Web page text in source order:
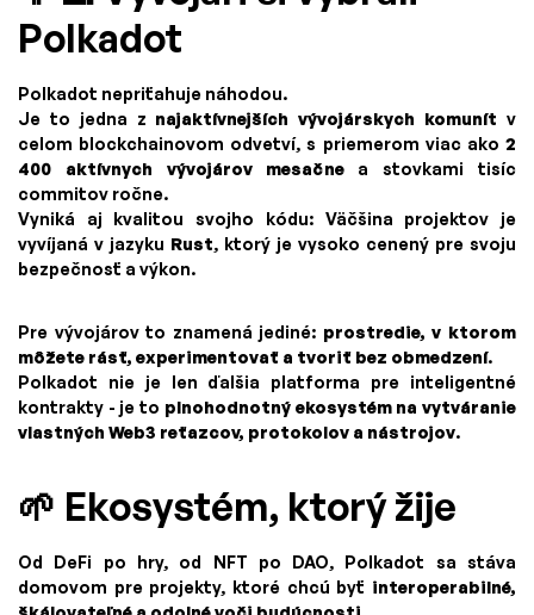
Polkadot
Polkadot nepriťahuje náhodou.
Je to jedna z najaktívnejších vývojárskych komunít v
celom blockchainovom odvetví, s priemerom viac ako 2
400 aktívnych vývojárov mesačnea stovkami tisíc
commitov ročne.
Vyniká aj kvalitou svojho kódu: Väčšina projektov je
vyvíjaná v jazyku Rust, ktorý je vysoko cenený pre svoju
bezpečnosť a výkon.
Pre vývojárov to znamená jediné: prostredie, v ktorom
môžete rásť, experimentovať a tvoriť bez obmedzení.
Polkadot nie je len ďalšia platforma pre inteligentné
kontrakty - je to plnohodnotný ekosystém na vytváranie
vlastných Web3 reťazcov, protokolov a nástrojov.
🌱 Ekosystém, ktorý žije
Od DeFi po hry, od NFT po DAO, Polkadot sa stáva
domovom pre projekty, ktoré chcú byť interoperabilné,